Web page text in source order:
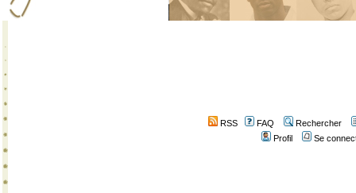
RSS FAQ
Rechercher
Profil
Se